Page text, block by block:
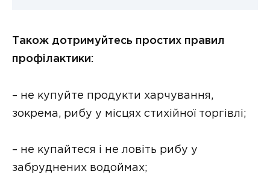
Також дотримуйтесь простих правил
профілактики:
– не купуйте продукти харчування,
зокрема, рибу у місцях стихійної торгівлі;
– не купайтеся і не ловіть рибу у
забруднених водоймах;